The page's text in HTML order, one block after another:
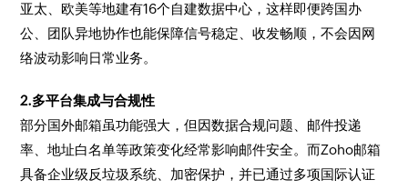
亚太、欧美等地建有16个自建数据中心，这样即便跨国办
公、团队异地协作也能保障信号稳定、收发畅顺，不会因网
络波动影响日常业务。
2.多平台集成与合规性
部分国外邮箱虽功能强大，但因数据合规问题、邮件投递
率、地址白名单等政策变化经常影响邮件安全。而Zoho邮箱
具备企业级反垃圾系统、加密保护，并已通过多项国际认证